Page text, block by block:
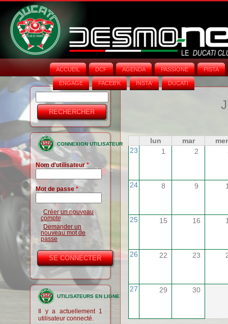
ACCUEIL DCF AGENDA PASSIONE PISTA
ENGAGE FACEB'K INSTA‘ DUCATI
Formulaire
de
recherche
CONNEXION UTILISATEUR
Nom d'utilisateur*
Mot de passe *
Créer un nouveau
compte
Demander un
nouveau mot de
passe
UTILISATEURS EN LIGNE
Il y a actuellement 1
utilisateur connecté.
lun mar
mer
23
1 2
24 8 9
25 15 16
26 22 23
27 29 30